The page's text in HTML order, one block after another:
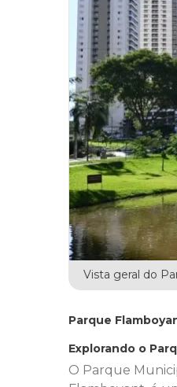
Vista geral do
Parque
Explorando o
O Parque